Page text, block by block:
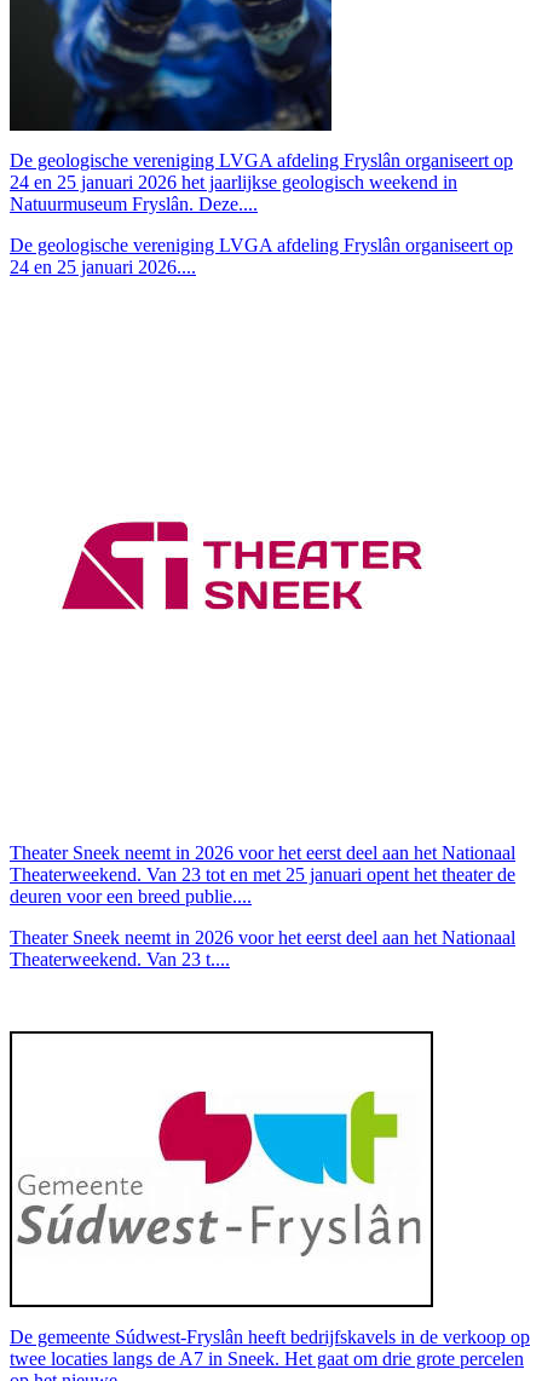
De geologische vereniging LVGA afdeling Fryslân organiseert op
24 en 25 januari 2026 het jaarlijkse geologisch weekend in
Natuurmuseum Fryslân. Deze....
De geologische vereniging LVGA afdeling Fryslân organiseert op
24 en 25 januari 2026....
Theater Sneek neemt in 2026 voor het eerst deel aan het Nationaal
Theaterweekend. Van 23 tot en met 25 januari opent het theater de
deuren voor een breed publie....
Theater Sneek neemt in 2026 voor het eerst deel aan het Nationaal
Theaterweekend. Van 23 t....
De gemeente Súdwest-Fryslân heeft bedrijfskavels in de verkoop op
twee locaties langs de A7 in Sneek. Het gaat om drie grote percelen